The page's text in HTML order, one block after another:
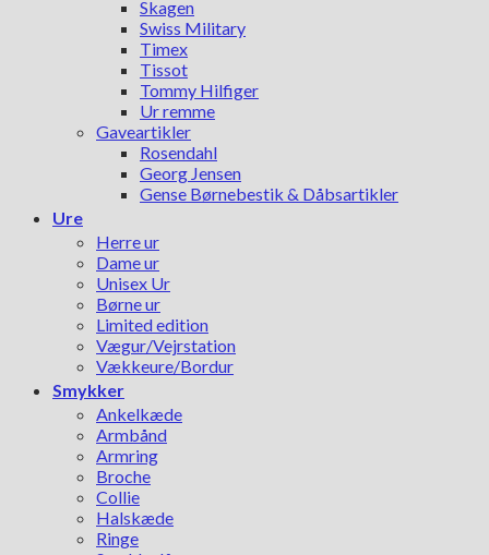
Skagen
Swiss Military
Timex
Tissot
Tommy Hilfiger
Ur remme
Gaveartikler
Rosendahl
Georg Jensen
Gense Børnebestik & Dåbsartikler
Ure
Herre ur
Dame ur
Unisex Ur
Børne ur
Limited edition
Vægur/Vejrstation
Vækkeure/Bordur
Smykker
Ankelkæde
Armbånd
Armring
Broche
Collie
Halskæde
Ringe